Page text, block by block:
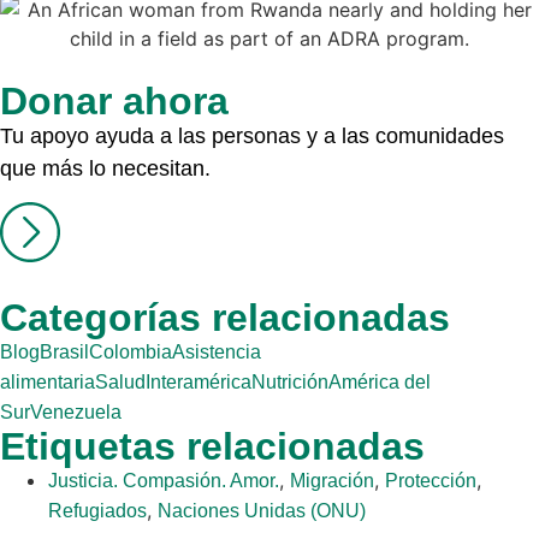
Donar ahora
Tu apoyo ayuda a las personas y a las comunidades
que más lo necesitan.
Categorías relacionadas
BlogBrasil ColombiaAsistencia
alimentariaSalud InteraméricaNutriciónAmérica del
SurVenezuela
Etiquetas relacionadas
Justicia. Compasión. Amor., Migración, Protección,
Refugiados, Naciones Unidas (ONU)